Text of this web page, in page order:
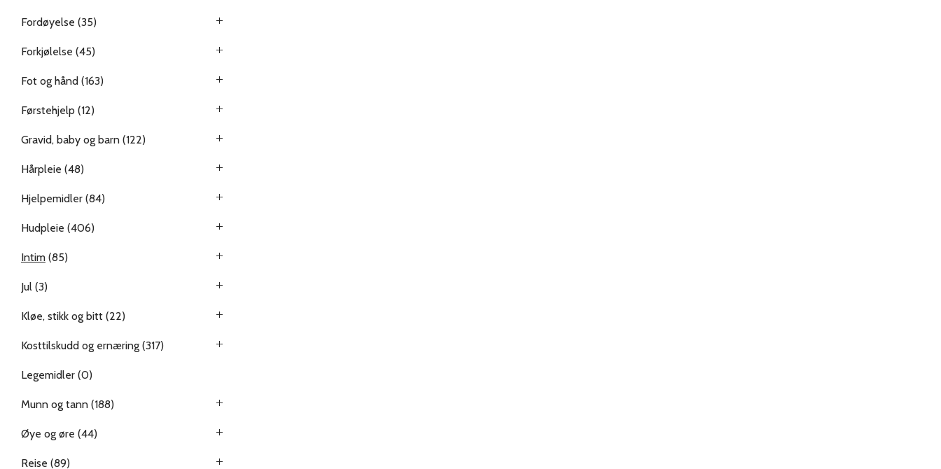
Fordøyelse (35)
Forkjølelse (45)
Fot og hånd (163)
Førstehjelp (12)
Gravid, baby og barn (122)
Hårpleie (48)
Hjelpemidler (84)
Hudpleie (406)
Intim (85)
Jul (3)
Kløe, stikk og bitt (22)
Kosttilskudd og ernæring (317)
Legemidler (0)
Munn og tann (188)
Øye og øre (44)
Reise (89)